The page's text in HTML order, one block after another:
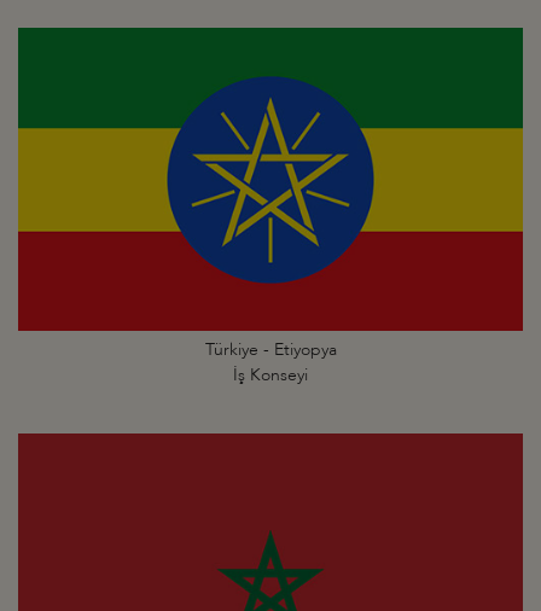
Türkiye - Etiyopya
İş Konseyi